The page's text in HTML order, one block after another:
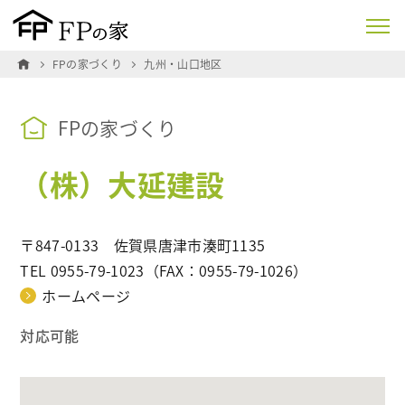
FPの家づくり 九州・山口地区
FPの家づくり
（株）大延建設
〒847-0133 佐賀県唐津市湊町1135
TEL 0955-79-1023 （FAX：0955-79-1026）
ホームページ